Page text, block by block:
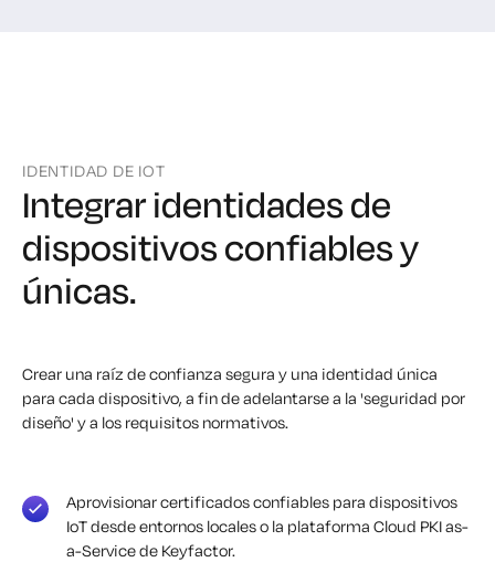
IDENTIDAD DE IOT
Integrar identidades de
dispositivos confiables y
únicas.
Crear una raíz de confianza segura y una identidad única
para cada dispositivo, a fin de adelantarse a la 'seguridad por
diseño' y a los requisitos normativos.
Aprovisionar certificados confiables para dispositivos
IoT desde entornos locales o la plataforma Cloud PKI as-
a-Service de Keyfactor.